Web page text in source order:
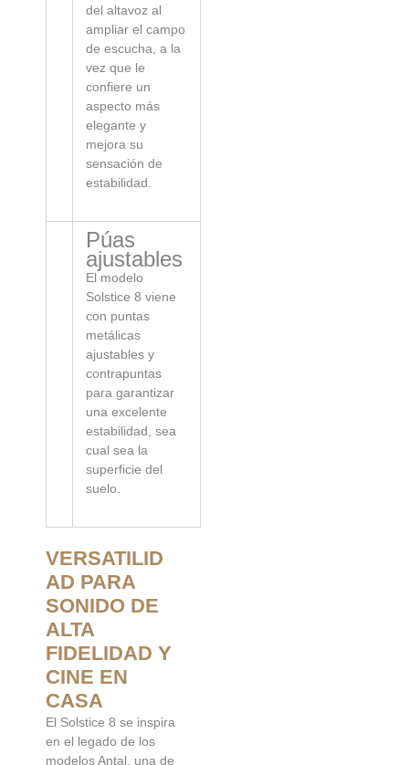
del altavoz al
ampliar el campo
de escucha, a la
vez que le
confiere un
aspecto más
elegante y
mejora su
sensación de
estabilidad.
Púas
ajustables
El modelo
Solstice 8 viene
con puntas
metálicas
ajustables y
contrapuntas
para garantizar
una excelente
estabilidad, sea
cual sea la
superficie del
suelo.
VERSATILID
AD PARA
SONIDO DE
ALTA
FIDELIDAD Y
CINE EN
CASA
El Solstice 8 se inspira
en el legado de los
modelos Antal, una de